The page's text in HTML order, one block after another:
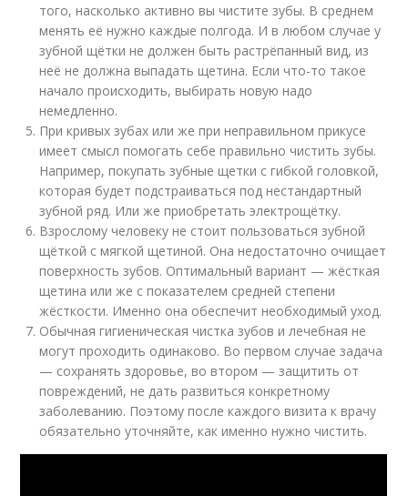
того, насколько активно вы чистите зубы. В среднем
менять её нужно каждые полгода. И в любом случае у
зубной щётки не должен быть растрёпанный вид, из
неё не должна выпадать щетина. Если что-то такое
начало происходить, выбирать новую надо
немедленно.
При кривых зубах или же при неправильном прикусе
имеет смысл помогать себе правильно чистить зубы.
Например, покупать зубные щетки с гибкой головкой,
которая будет подстраиваться под нестандартный
зубной ряд. Или же приобретать электрощётку.
Взрослому человеку не стоит пользоваться зубной
щёткой с мягкой щетиной. Она недостаточно очищает
поверхность зубов. Оптимальный вариант — жёсткая
щетина или же с показателем средней степени
жёсткости. Именно она обеспечит необходимый уход.
Обычная гигиеническая чистка зубов и лечебная не
могут проходить одинаково. Во первом случае задача
— сохранять здоровье, во втором — защитить от
повреждений, не дать развиться конкретному
заболеванию. Поэтому после каждого визита к врачу
обязательно уточняйте, как именно нужно чистить.